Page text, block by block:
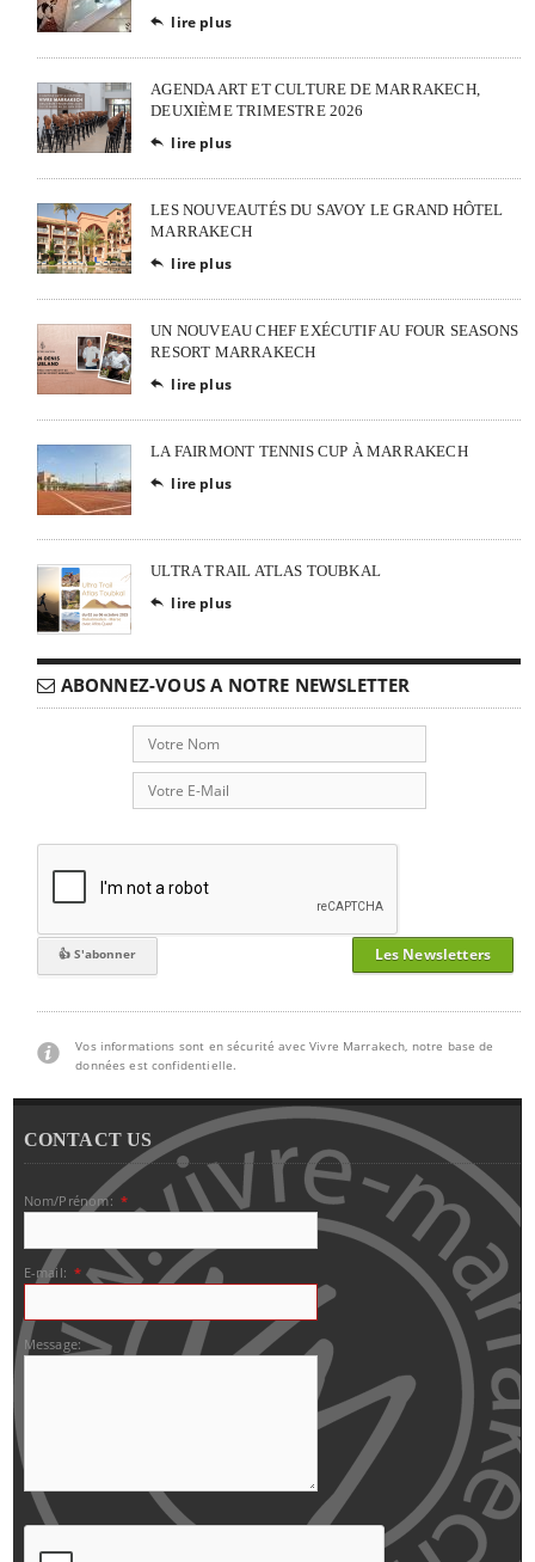
 lire plus
AGENDA ART ET CULTURE DE MARRAKECH,
DEUXIÈME TRIMESTRE 2026
 lire plus
LES NOUVEAUTÉS DU SAVOY LE GRAND HÔTEL
MARRAKECH
 lire plus
UN NOUVEAU CHEF EXÉCUTIF AU FOUR SEASONS
RESORT MARRAKECH
 lire plus
LA FAIRMONT TENNIS CUP À MARRAKECH
 lire plus
ULTRA TRAIL ATLAS TOUBKAL
 lire plus
ABONNEZ-VOUS A NOTRE NEWSLETTER
Les Newsletters
Vos informations sont en sécurité avec Vivre Marrakech, notre base de
données est confidentielle.
CONTACT US
Nom/Prénom: *
E-mail: *
Message: